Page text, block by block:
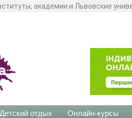
академии и Львовские
Детский отдых Онлайн-курсы